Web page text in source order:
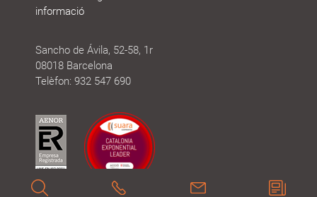
informació
Sancho de Ávila, 52-58, 1r
08018 Barcelona
Telèfon: 932 547 690